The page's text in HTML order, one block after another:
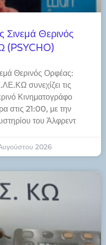
Θερινός
Θερινός Ορφέας:
συνεχίζει τις
Κινηματογράφο
στις 21:00, με την
του Άλφρεντ
2026